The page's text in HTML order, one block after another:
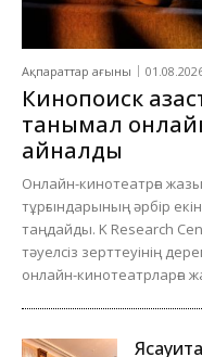
Ақпараттар ағыны
Кинопоиск
танымал
айналды
Онлайн-кинотеатрға
тұрғындарының әрбір
таңдайды. K Research
тәуелсіз зерттеуінің
онлайн-кинотеатрларға